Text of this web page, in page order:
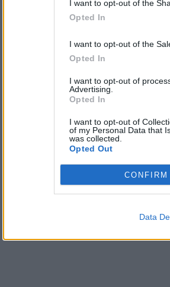
I want to opt-out of the
Opted In
I want to opt-out of the
Opted In
I want to opt-out of
Advertising.
Opted In
I want to opt-out of
of my Personal Data that
was collected.
Opted Out
CONFIRM
Data